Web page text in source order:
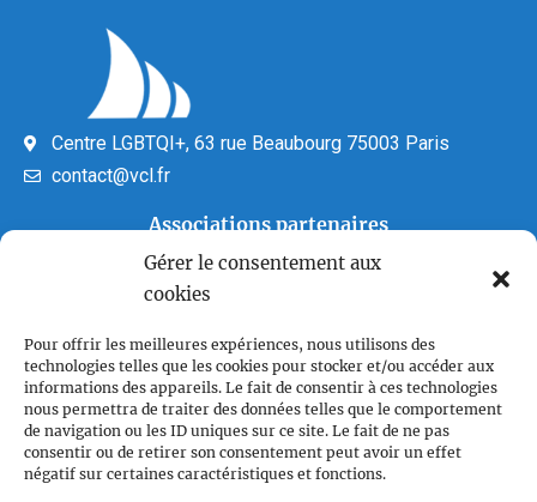
Gérer le consentement aux
cookies
Pour offrir les meilleures expériences, nous utilisons des
technologies telles que les cookies pour stocker et/ou accéder aux
informations des appareils. Le fait de consentir à ces technologies
nous permettra de traiter des données telles que le comportement
de navigation ou les ID uniques sur ce site. Le fait de ne pas
consentir ou de retirer son consentement peut avoir un effet
négatif sur certaines caractéristiques et fonctions.
Centre LGBTQI+, 63 rue Beaubourg 75003 Paris
contact@vcl.fr
Associations partenaires
Plan du site
Accueil